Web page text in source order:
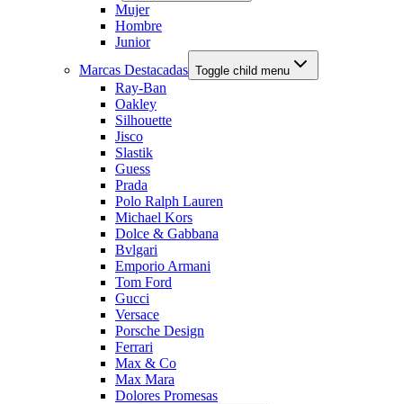
Mujer
Hombre
Junior
Marcas Destacadas Toggle child menu
Ray-Ban
Oakley
Silhouette
Jisco
Slastik
Guess
Prada
Polo Ralph Lauren
Michael Kors
Dolce & Gabbana
Bvlgari
Emporio Armani
Tom Ford
Gucci
Versace
Porsche Design
Ferrari
Max & Co
Max Mara
Dolores Promesas